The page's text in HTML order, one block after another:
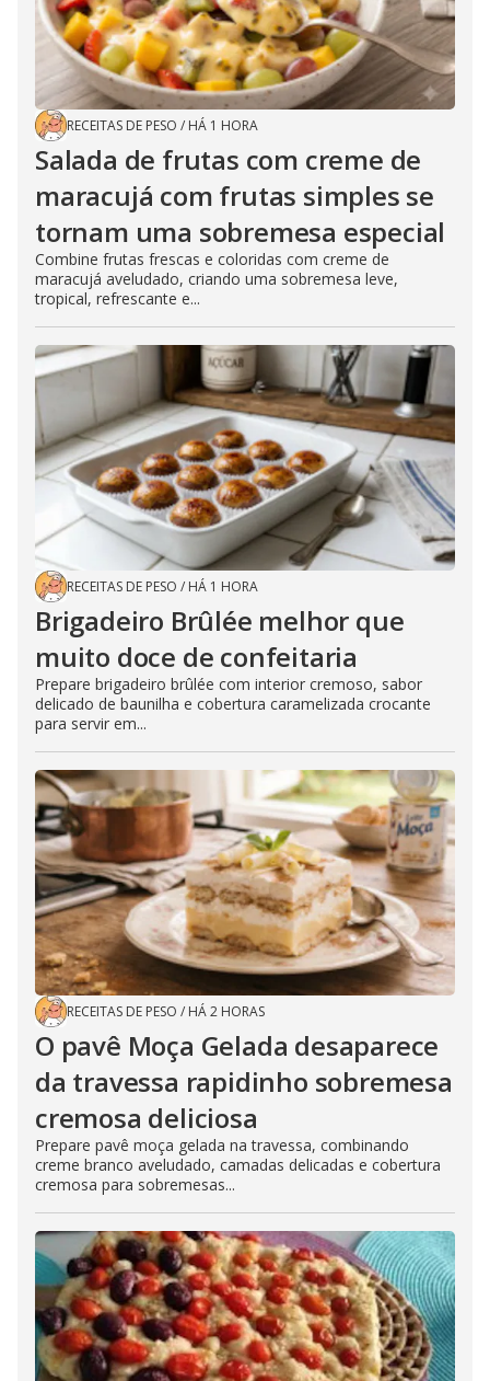
RECEITAS DE PESO / HÁ 1 HORA
Salada de frutas com creme de
maracujá com frutas simples se
tornam uma sobremesa especial
Combine frutas frescas e coloridas com creme de
maracujá aveludado, criando uma sobremesa leve,
tropical, refrescante e...
RECEITAS DE PESO / HÁ 1 HORA
Brigadeiro Brûlée melhor que
muito doce de confeitaria
Prepare brigadeiro brûlée com interior cremoso, sabor
delicado de baunilha e cobertura caramelizada crocante
para servir em...
RECEITAS DE PESO / HÁ 2 HORAS
O pavê Moça Gelada desaparece
da travessa rapidinho sobremesa
cremosa deliciosa
Prepare pavê moça gelada na travessa, combinando
creme branco aveludado, camadas delicadas e cobertura
cremosa para sobremesas...